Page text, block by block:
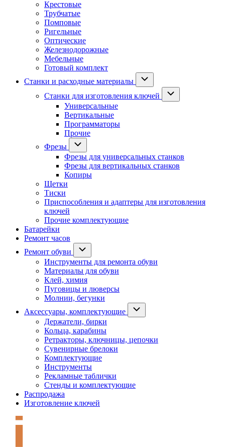
Крестовые
Трубчатые
Помповые
Ригельные
Оптические
Железнодорожные
Мебельные
Готовый комплект
Станки и расходные материалы
Станки для изготовления ключей
Универсальные
Вертикальные
Программаторы
Прочие
Фрезы
Фрезы для универсальных станков
Фрезы для вертикальных станков
Копиры
Щетки
Тиски
Приспособления и адаптеры для изготовления
ключей
Прочие комплектующие
Батарейки
Ремонт часов
Ремонт обуви
Инструменты для ремонта обуви
Материалы для обуви
Клей, химия
Пуговицы и люверсы
Молнии, бегунки
Аксессуары, комплектующие
Держатели, бирки
Кольца, карабины
Ретракторы, ключницы, цепочки
Сувенирные брелоки
Комплектующие
Инструменты
Рекламные таблички
Стенды и комплектующие
Распродажа
Изготовление ключей